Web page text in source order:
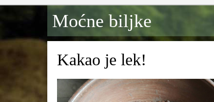
Moćne biljke
Kakao je lek!